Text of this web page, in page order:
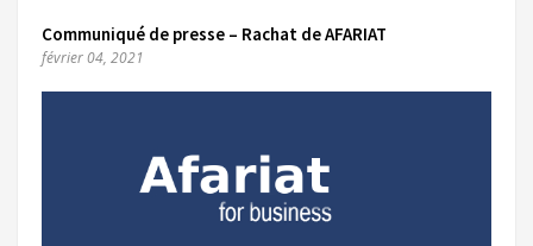
Communiqué de presse – Rachat de AFARIAT
février 04, 2021